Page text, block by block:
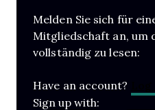
Melden Sie sich für
Mitgliedschaft an, um
vollständig zu lesen:
Have an account?
Sign up with: